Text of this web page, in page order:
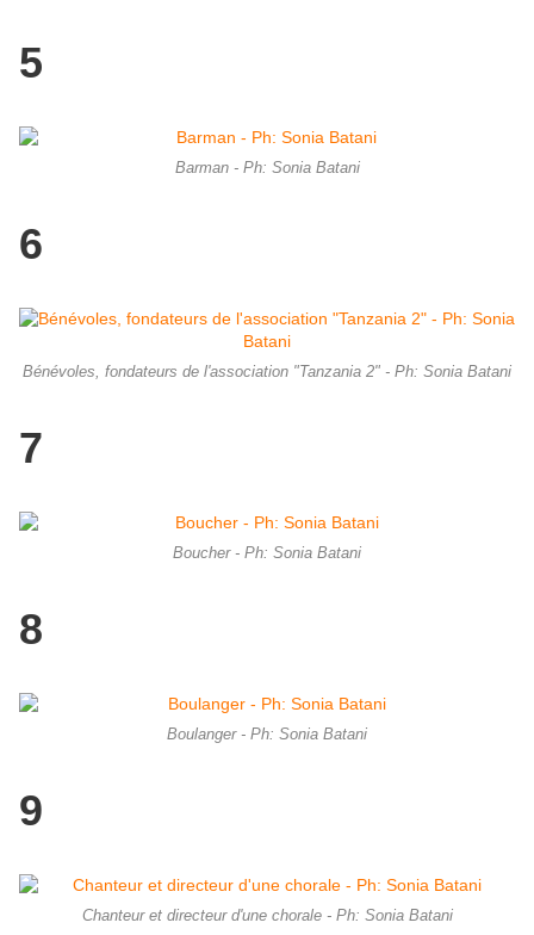
5
Barman - Ph: Sonia Batani
6
Bénévoles, fondateurs de l'association "Tanzania 2" - Ph: Sonia Batani
7
Boucher - Ph: Sonia Batani
8
Boulanger - Ph: Sonia Batani
9
Chanteur et directeur d'une chorale - Ph: Sonia Batani